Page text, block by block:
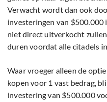
Verwacht wordt dan ook
investeringen van $500.000
niet direct uitverkocht
duren voordat alle citadels
Waar vroeger alleen de
kopen voor 1 vast bedrag,
investering van $500.000